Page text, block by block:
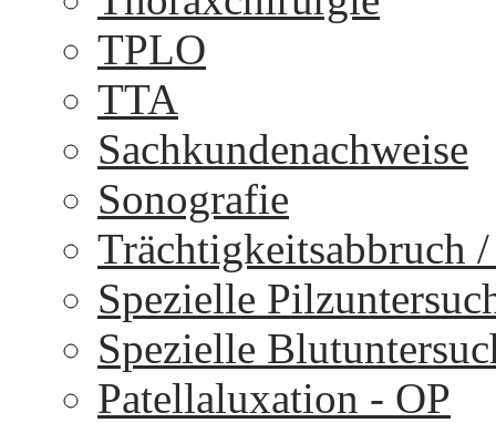
TPLO
TTA
Sachkundenachweise
Sonografie
Trächtigkeitsabbruch
Spezielle
Spezielle
Patellaluxation - OP